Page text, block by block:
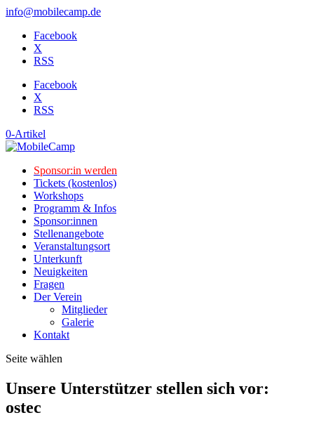
info@mobilecamp.de
Facebook
X
RSS
Facebook
X
RSS
0-Artikel
Sponsor:in werden
Tickets (kostenlos)
Workshops
Programm & Infos
Sponsor:innen
Stellenangebote
Veranstaltungsort
Unterkunft
Neuigkeiten
Fragen
Der Verein
Mitglieder
Galerie
Kontakt
Seite wählen
Unsere Unterstützer stellen sich vor:
ostec